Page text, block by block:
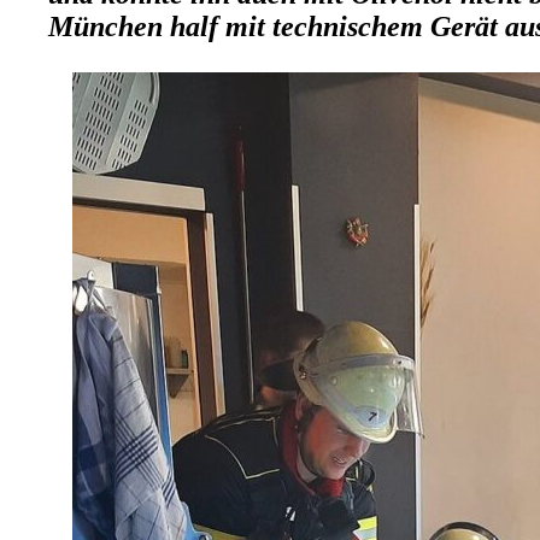
München half mit technischem Gerät